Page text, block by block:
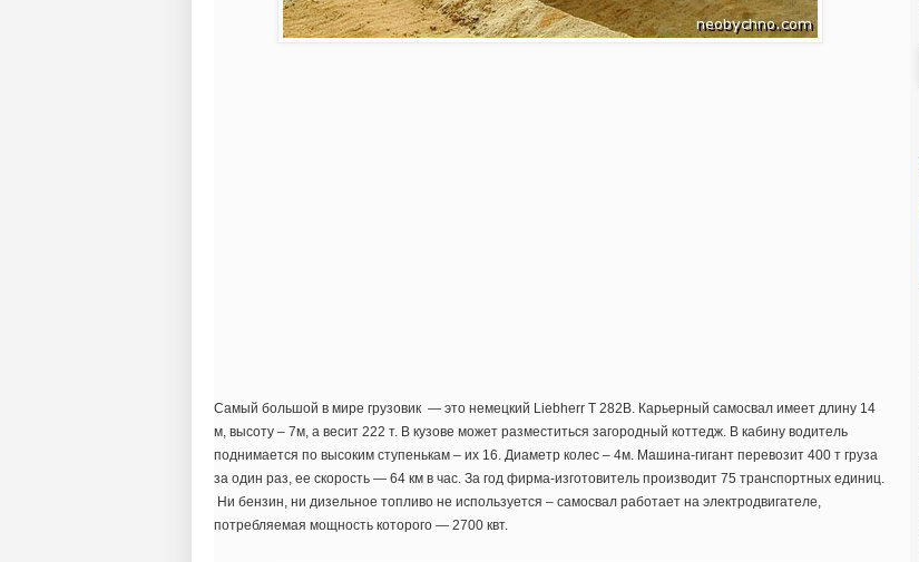
Самый большой в мире грузовик — это немецкий Liebherr T 282B. Карьерный самосвал имеет длину 14
м, высоту – 7м, а весит 222 т. В кузове может разместиться загородный коттедж. В кабину водитель
поднимается по высоким ступенькам – их 16. Диаметр колес – 4м. Машина-гигант перевозит 400 т груза
за один раз, ее скорость — 64 км в час. За год фирма-изготовитель производит 75 транспортных единиц.
Ни бензин, ни дизельное топливо не используется – самосвал работает на электродвигателе,
потребляемая мощность которого — 2700 квт.